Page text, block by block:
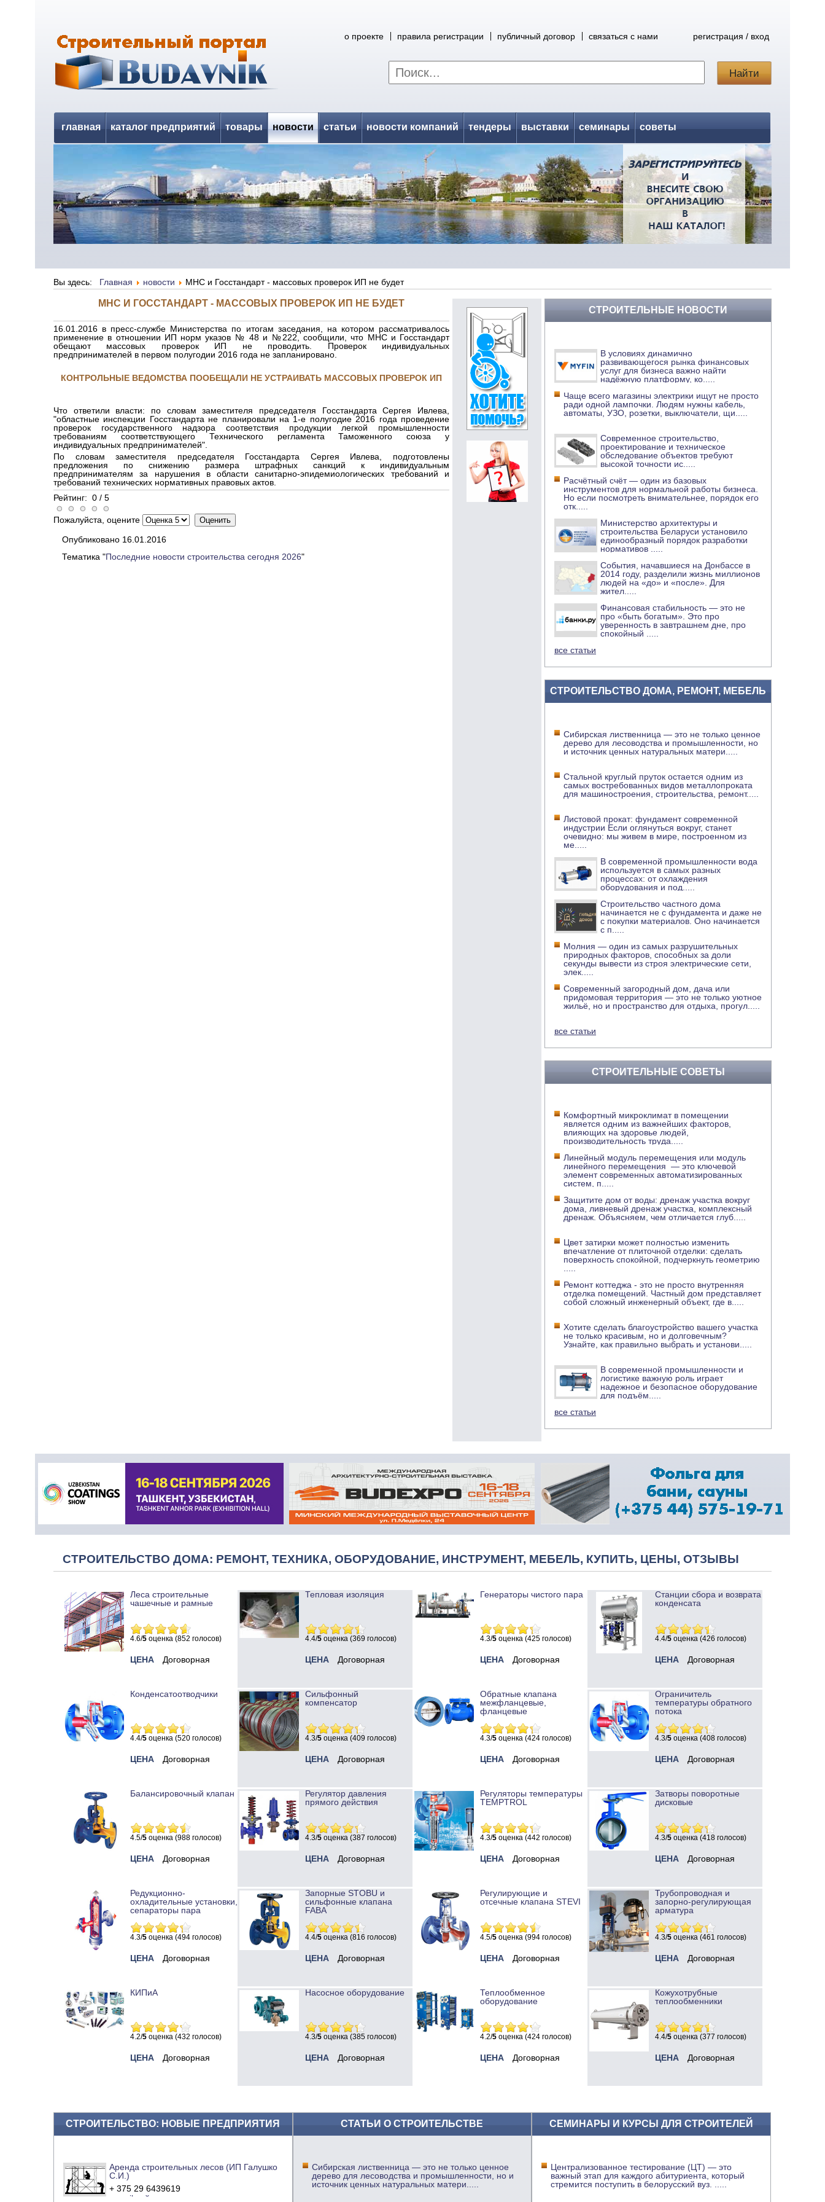
регистрация / вход
о проекте правила регистрации публичный договор связаться с нами
главная каталог предприятий товары новости статьи новости компаний тендеры выставки семинары советы
Вы здесь: Главная новости МНС и Госстандарт - массовых проверок ИП не будет
МНС И ГОССТАНДАРТ - МАССОВЫХ ПРОВЕРОК ИП НЕ БУДЕТ
16.01.2016 в пресс-службе Министерства по итогам заседания, на котором рассматривалось
применение в отношении ИП норм указов № 48 и №222, сообщили, что МНС и Госстандарт
обещают массовых проверок ИП не проводить. Проверок индивидуальных
предпринимателей в первом полугодии 2016 года не запланировано.
КОНТРОЛЬНЫЕ ВЕДОМСТВА ПООБЕЩАЛИ НЕ УСТРАИВАТЬ МАССОВЫХ ПРОВЕРОК ИП
Что ответили власти: по словам заместителя председателя Госстандарта Сергея Ивлева,
"областные инспекции Госстандарта не планировали на 1-е полугодие 2016 года проведение
проверок государственного надзора соответствия продукции легкой промышленности
требованиям соответствующего Технического регламента Таможенного союза у
индивидуальных предпринимателей".
По словам заместителя председателя Госстандарта Сергея Ивлева, подготовлены
предложения по снижению размера штрафных санкций к индивидуальным
предпринимателям за нарушения в области санитарно-эпидемиологических требований и
требований технических нормативных правовых актов.
Рейтинг: 0 / 5
Пожалуйста, оцените
Опубликовано 16.01.2016
Тематика "Последние новости строительства сегодня 2026"
СТРОИТЕЛЬНЫЕ НОВОСТИ
В условиях динамично
развивающегося рынка финансовых
услуг для бизнеса важно найти
надёжную платформу, ко
Чаще всего магазины электрики ищут не просто
ради одной лампочки. Людям нужны кабель,
автоматы, УЗО, розетки, выключатели, щи
Современное строительство,
проектирование и техническое
обследование объектов требуют
высокой точности ис
Расчётный счёт — один из базовых
инструментов для нормальной работы бизнеса.
Но если посмотреть внимательнее, порядок его
отк
Министерство архитектуры и
строительства Беларуси установило
единообразный порядок разработки
нормативов
События, начавшиеся на Донбассе в
2014 году, разделили жизнь миллионов
людей на «до» и «после». Для
жител
Финансовая стабильность — это не
про «быть богатым». Это про
уверенность в завтрашнем дне, про
спокойный
все статьи
СТРОИТЕЛЬСТВО ДОМА, РЕМОНТ, МЕБЕЛЬ
Сибирская лиственница — это не только ценное
дерево для лесоводства и промышленности, но
и источник ценных натуральных матери
Стальной круглый пруток остается одним из
самых востребованных видов металлопроката
для машиностроения, строительства, ремонт.....
Листовой прокат: фундамент современной
индустрии Если оглянуться вокруг, станет
очевидно: мы живем в мире, построенном из
ме
В современной промышленности вода
используется в самых разных
процессах: от охлаждения
оборудования и под
Строительство частного дома
начинается не с фундамента и даже не
с покупки материалов. Оно начинается
с п
Молния — один из самых разрушительных
природных факторов, способных за доли
секунды вывести из строя электрические сети,
элек
Современный загородный дом, дача или
придомовая территория — это не только уютное
жильё, но и пространство для отдыха, прогул
все статьи
СТРОИТЕЛЬНЫЕ СОВЕТЫ
Комфортный микроклимат в помещении
является одним из важнейших факторов,
влияющих на здоровье людей,
производительность труда
Линейный модуль перемещения или модуль
линейного перемещения — это ключевой
элемент современных автоматизированных
систем, п
Защитите дом от воды: дренаж участка вокруг
дома, ливневый дренаж участка, комплексный
дренаж. Объясняем, чем отличается глуб
Цвет затирки может полностью изменить
впечатление от плиточной отделки: сделать
поверхность спокойной, подчеркнуть геометрию
Ремонт коттеджа - это не просто внутренняя
отделка помещений. Частный дом представляет
собой сложный инженерный объект, где в
Хотите сделать благоустройство вашего участка
не только красивым, но и долговечным?
Узнайте, как правильно выбрать и установи
В современной промышленности и
логистике важную роль играет
надежное и безопасное оборудование
для подъём
все статьи
СТРОИТЕЛЬСТВО ДОМА: РЕМОНТ, ТЕХНИКА, ОБОРУДОВАНИЕ, ИНСТРУМЕНТ, МЕБЕЛЬ, КУПИТЬ, ЦЕНЫ, ОТЗЫВЫ
Леса строительные
чашечные и рамные
4.6/5 оценка (852 голосов)
ЦЕНА Договорная
Тепловая изоляция
4.4/5 оценка (369 голосов)
ЦЕНА Договорная
Генераторы чистого пара
4.3/5 оценка (425 голосов)
ЦЕНА Договорная
Станции сбора и возврата
конденсата
4.4/5 оценка (426 голосов)
ЦЕНА Договорная
Конденсатоотводчики
4.4/5 оценка (520 голосов)
ЦЕНА Договорная
Сильфонный
компенсатор
4.3/5 оценка (409 голосов)
ЦЕНА Договорная
Обратные клапана
межфланцевые,
фланцевые
4.3/5 оценка (424 голосов)
ЦЕНА Договорная
Ограничитель
температуры обратного
потока
4.3/5 оценка (408 голосов)
ЦЕНА Договорная
Балансировочный клапан
4.5/5 оценка (988 голосов)
ЦЕНА Договорная
Регулятор давления
прямого действия
4.3/5 оценка (387 голосов)
ЦЕНА Договорная
Регуляторы температуры
TEMPTROL
4.3/5 оценка (442 голосов)
ЦЕНА Договорная
Затворы поворотные
дисковые
4.3/5 оценка (418 голосов)
ЦЕНА Договорная
Редукционно-
охладительные установки,
сепараторы пара
4.3/5 оценка (494 голосов)
ЦЕНА Договорная
Запорные STOBU и
сильфонные клапана
FABA
4.4/5 оценка (816 голосов)
ЦЕНА Договорная
Регулирующие и
отсечные клапана STEVI
4.5/5 оценка (994 голосов)
ЦЕНА Договорная
Трубопроводная и
запорно-регулирующая
арматура
4.3/5 оценка (461 голосов)
ЦЕНА Договорная
КИПиА
4.2/5 оценка (432 голосов)
ЦЕНА Договорная
Насосное оборудование
4.3/5 оценка (385 голосов)
ЦЕНА Договорная
Теплообменное
оборудование
4.2/5 оценка (424 голосов)
ЦЕНА Договорная
Кожухотрубные
теплообменники
4.4/5 оценка (377 голосов)
ЦЕНА Договорная
СТРОИТЕЛЬСТВО: НОВЫЕ ПРЕДПРИЯТИЯ
Аренда строительных лесов (ИП Галушко
С.И.)
+ 375 29 6439619
e-mail
сайт компании
СТАТЬИ О СТРОИТЕЛЬСТВЕ
Сибирская лиственница — это не только ценное
дерево для лесоводства и промышленности, но и
источник ценных натуральных матери
СЕМИНАРЫ И КУРСЫ ДЛЯ СТРОИТЕЛЕЙ
Централизованное тестирование (ЦТ) — это
важный этап для каждого абитуриента, который
стремится поступить в белорусский вуз.